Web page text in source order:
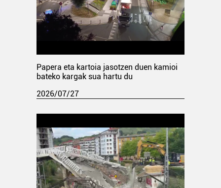
Papera eta kartoia jasotzen duen kamioi
bateko kargak sua hartu du
2026/07/27